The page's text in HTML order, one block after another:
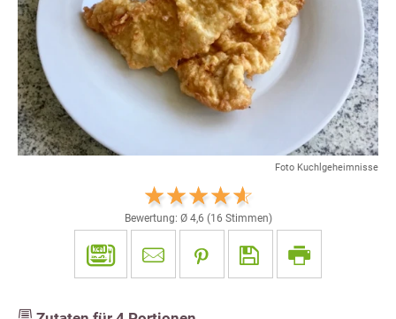
Foto Kuchlgeheimnisse
Bewertung: Ø 4,6 (16 Stimmen)